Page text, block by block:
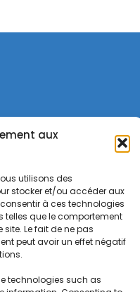
aux
utilisons des
stocker et/ou accéder aux
à ces technologies
telles que le comportement
Le fait de ne pas
peut avoir un effet négatif
technologies such as
noire 67000